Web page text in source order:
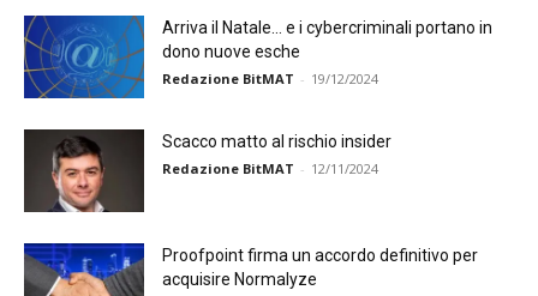
Arriva il Natale… e i cybercriminali portano in
dono nuove esche
Redazione BitMAT - 19/12/2024
Scacco matto al rischio insider
Redazione BitMAT - 12/11/2024
Proofpoint firma un accordo definitivo per
acquisire Normalyze